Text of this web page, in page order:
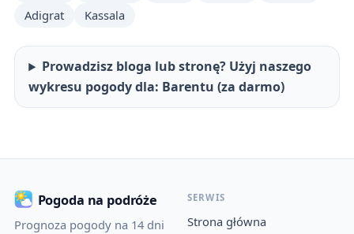
Adigrat
Kassala
Prowadzisz bloga lub stronę? Użyj naszego
wykresu pogody dla: Barentu (za darmo)
Pogoda na podróże
Prognoza pogody na 14 dni
SERWIS
Strona główna